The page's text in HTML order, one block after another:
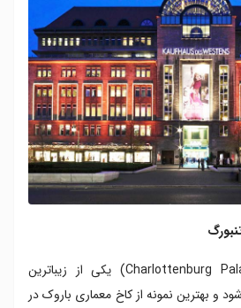
» (Charlottenburg Palace) یکی از زیباترین
و بهترین نمونه از کاخ معماری باروک در